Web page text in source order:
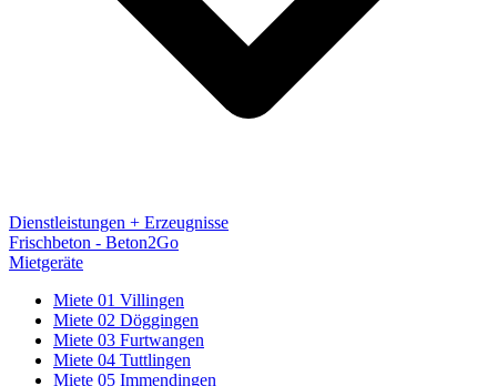
Dienstleistungen + Erzeugnisse
Frischbeton - Beton2Go
Mietgeräte
Miete 01 Villingen
Miete 02 Döggingen
Miete 03 Furtwangen
Miete 04 Tuttlingen
Miete 05 Immendingen